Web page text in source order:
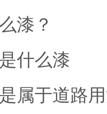
漆？
什么漆
属于道路